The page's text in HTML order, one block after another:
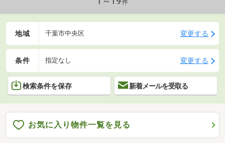
件
地域 千葉市中央区 変更する
条件 指定なし 変更する
検索条件を保存 新着メールを受取る
お気に入り物件一覧を見る